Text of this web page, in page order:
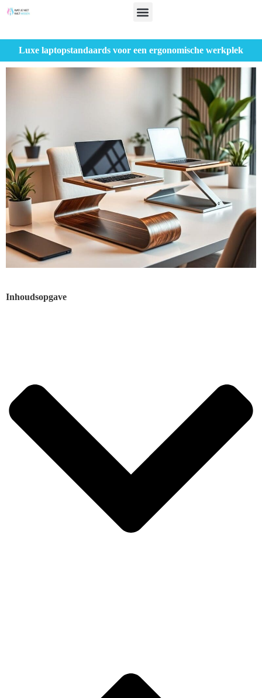
Luxe laptopstandaards voor een ergonomische werkplek
Inhoudsopgave